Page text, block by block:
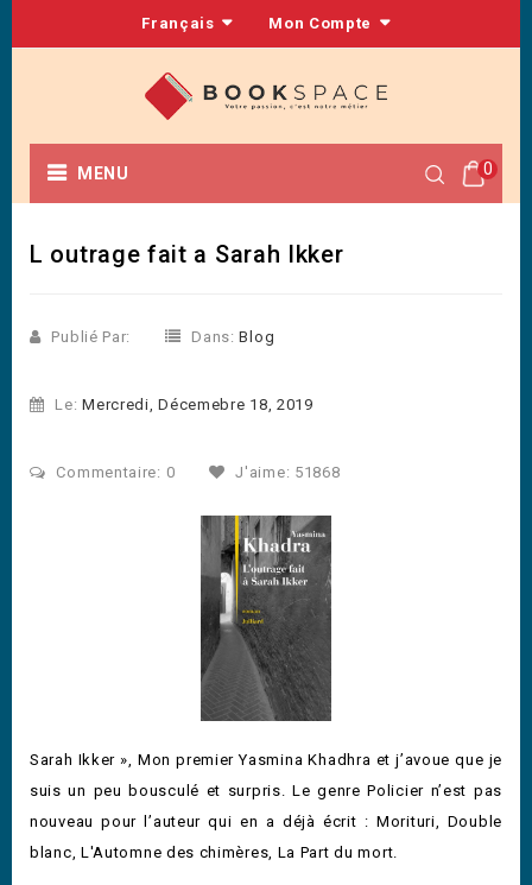
Français Mon Compte
0
MENU
L outrage fait a Sarah Ikker
Publié Par: Dans:Blog
Le:Mercredi, Décemebre 18, 2019
Commentaire: 0 J'aime: 51868
Sarah Ikker », Mon premier Yasmina Khadhra et j’avoue que je
suis un peu bousculé et surpris. Le genre Policier n’est pas
nouveau pour l’auteur qui en a déjà écrit : Morituri, Double
blanc, L'Automne des chimères, La Part du mort.